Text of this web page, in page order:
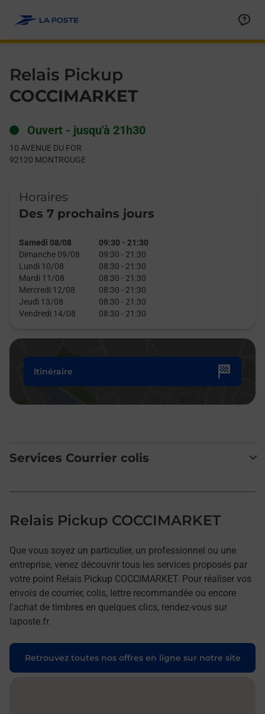
Relais Pickup
COCCIMARKET
Ouvert - jusqu'à 21h30
10 AVENUE DU FOR
92120 MONTROUGE
Horaires
Des 7 prochains jours
Samedi 08/08 09:30 - 21:30
Dimanche 09/08
09:30 - 21:30
Lundi 10/08
08:30 - 21:30
Mardi 11/08
08:30 - 21:30
Mercredi 12/08
08:30 - 21:30
Jeudi 13/08
08:30 - 21:30
Vendredi 14/08
08:30 - 21:30
Itinéraire
Services Courrier colis
Relais Pickup COCCIMARKET
Que vous soyez un particulier, un professionnel ou une
entreprise, venez découvrir tous les services proposés par
votre point Relais Pickup COCCIMARKET. Pour réaliser vos
envois de courrier, colis, lettre recommandée ou encore
l'achat de timbres en quelques clics, rendez-vous sur
laposte.fr.
Retrouvez toutes nos offres en ligne sur notre site